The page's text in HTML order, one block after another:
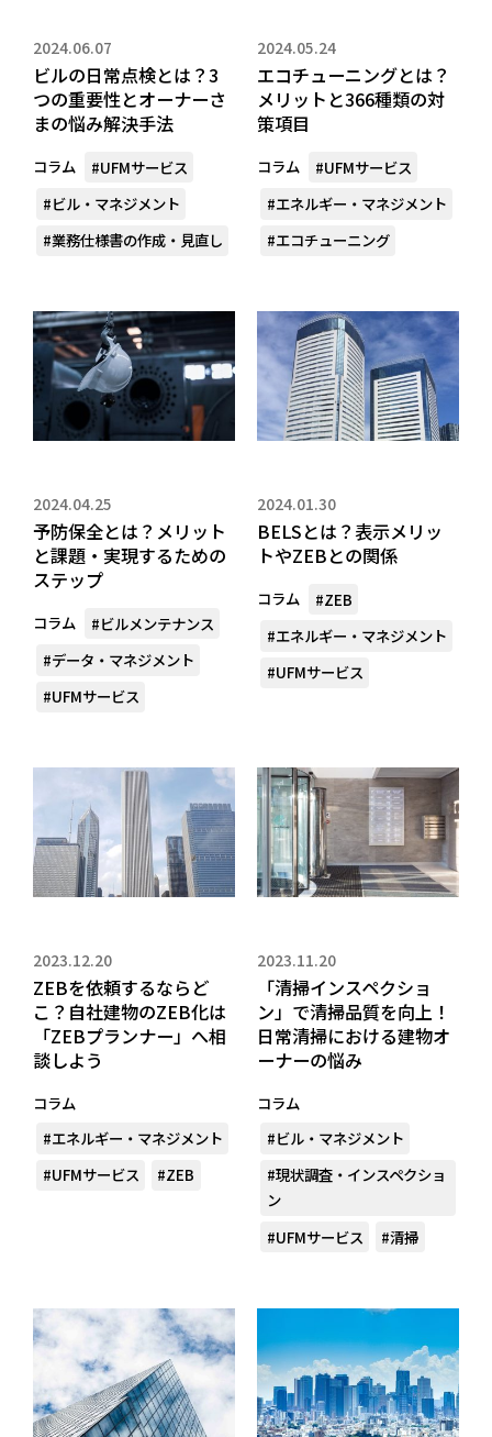
2024.06.07
ビルの日常点検とは？3
つの重要性とオーナーさ
まの悩み解決手法
コラム
#UFMサービス
#ビル・マネジメント
#業務仕様書の作成・見直し
2024.05.24
エコチューニングとは？
メリットと366種類の対
策項目
コラム
#UFMサービス
#エネルギー・マネジメント
#エコチューニング
2024.04.25
予防保全とは？メリット
と課題・実現するための
ステップ
コラム
#ビルメンテナンス
#データ・マネジメント
#UFMサービス
2024.01.30
BELSとは？表示メリッ
トやZEBとの関係
コラム
#ZEB
#エネルギー・マネジメント
#UFMサービス
2023.12.20
ZEBを依頼するならど
こ？自社建物のZEB化は
「ZEBプランナー」へ相
談しよう
コラム
#エネルギー・マネジメント
#UFMサービス
#ZEB
2023.11.20
「清掃インスペクショ
ン」で清掃品質を向上！
日常清掃における建物オ
ーナーの悩み
コラム
#ビル・マネジメント
#現状調査・インスペクショ
ン
#UFMサービス
#清掃